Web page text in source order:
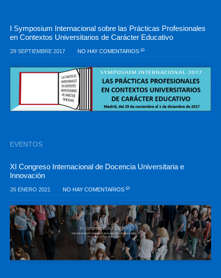
I Symposium Internacional sobre las Prácticas Profesionales
en Contextos Universitarios de Carácter Educativo
29 SEPTIEMBRE 2017 NO HAY COMENTARIOS
EVENTOS
XI Congreso Internacional de Docencia Universitaria e
Innovación
26 ENERO 2021 NO HAY COMENTARIOS